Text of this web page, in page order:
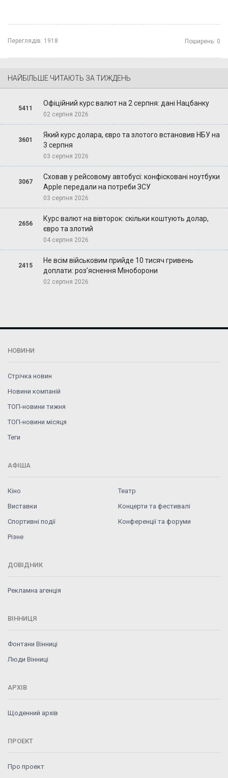
Переглядів: 1918 Поширень: 0
НАЙБІЛЬШЕ ЧИТАЮТЬ ЗА ТИЖДЕНЬ
5411
Офіційний курс валют на 2 серпня: дані Нацбанку
02 серпня 2026
3601
Який курс долара, євро та злотого встановив НБУ на
3 серпня
03 серпня 2026
3067
Сховав у рейсовому автобусі: конфісковані ноутбуки
Apple передали на потреби ЗСУ
03 серпня 2026
2656
Курс валют на вівторок: скільки коштують долар,
євро та злотий
04 серпня 2026
2415
Не всім військовим прийде 10 тисяч гривень
доплати: роз’яснення Міноборони
02 серпня 2026
НОВИНИ
Стрічка новин
Новини компаній
ТОП-новини тижня
ТОП-новини місяця
Теги
АФІША
Кіно
Театр
Виставки
Концерти та фестивалі
Спортивні події
Конференції та форуми
Різне
ДОВІДНИК
Рекламна агенція
ВІННИЦЯ
Фонтани Вінниці
Люди Вінниці
АРХІВ
Щоденний архів
ПРОЕКТ
Про проект